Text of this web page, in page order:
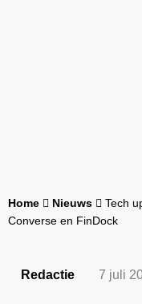
Home Nieuws
Tech
Converse en FinDock
Redactie 7 juli